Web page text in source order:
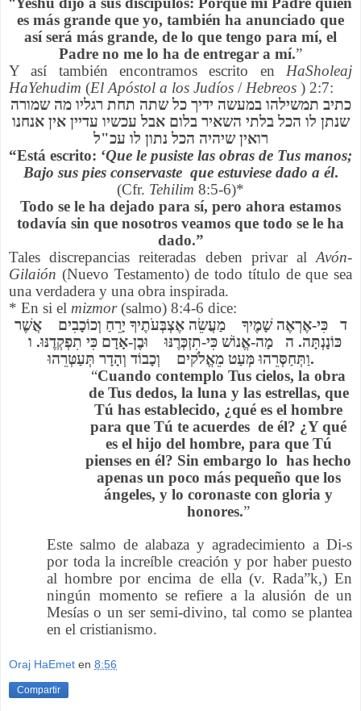
es más grande que yo, también ha anunciado que
así será más grande, de lo que tengo para mí, el
Padre no me lo ha de entregar a mí.”
Y así también encontramos escrito en HaSholeaj
HaYehudim (El Apóstol a los Judíos / Hebreos ) 2:7:
כתיב תמשילהו במעשה ידיך כל שתה תחת רגליו מה שמורה
שנתן לו הכל בלתי השאיר בלום אבל עכשיו עדיין אין אנחנו
רואין שיהיה הכל נתון לו עכ"ל
“Está escrito: ‘Que le pusiste las obras de Tus manos;
Bajo sus pies conservaste que estuviese dado a él.
(Cfr. Tehilim 8:5-6)*
Todo se le ha dejado para sí, pero ahora estamos
todavía sin que nosotros veamos que todo se le ha
dado.”
Tales discrepancias reiteradas deben privar al Avón-
Gilaión (Nuevo Testamento) de todo título de que sea
una verdadera y una obra inspirada.
* En si el mizmor(salmo) 8:4-6 dice:
ד כִּי-אֶרְאֶה שָׁמֶיךָ מַעֲשֵׂה אֶצְבְּעֹתֶיךָ יָרֵחַ וְכוֹכָבִים אֲשֶׁר
כּוֹנָנְתָּה. ה מָה-אֱנוֹשׁ כִּי-תִזְכְּרֶנּוּ וּבֶן-אָדָם כִּי תִפְקְדֶנּוּ. ו
וַתְּחַסְּרֵהוּ מְּעַט מֵאֱלֹקים וְכָבוֹד וְהָדָר תְּעַטְּרֵהוּ.
“Cuando contemplo Tus cielos, la obra
de Tus dedos, la luna y las estrellas, que
Tú has establecido, ¿qué es el hombre
para que Tú te acuerdes de él? ¿Y qué
es el hijo del hombre, para que Tú
pienses en él? Sin embargo lo has hecho
apenas un poco más pequeño que los
ángeles, y lo coronaste con gloria y
honores.”
Este salmo de alabaza y agradecimiento a Di-s
por toda la increíble creación y por haber puesto
al hombre por encima de ella (v. Rada”k,) En
ningún momento se refiere a la alusión de un
Mesías o un ser semi-divino, tal como se plantea
en el cristianismo.
Oraj HaEmet en 8:56
Compartir